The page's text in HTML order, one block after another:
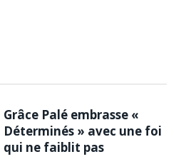
Grâce Palé embrasse «
Déterminés » avec une foi
qui ne faiblit pas